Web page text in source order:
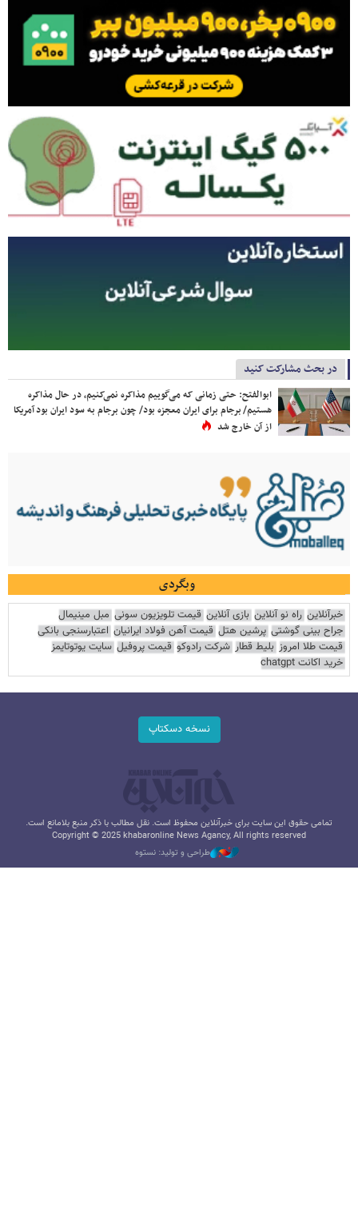
در بحث مشارکت کنید
ابوالفتح: حتی زمانی که می‌گوییم مذاکره نمی‌کنیم، در حال مذاکره
هستیم/ برجام برای ایران معجزه بود/ چون برجام به سود ایران بود آمریکا
از آن خارج شد
وبگردی
خبرآنلاین راه نو آنلاین بازی آنلاین قیمت تلویزیون سونی مبل مینیمال
جراح بینی گوشتی پرشین هتل قیمت آهن فولاد ایرانیان اعتبارسنجی بانکی
قیمت طلا امروز بلیط قطار شرکت رادوکو قیمت پروفیل سایت یوتوتایمز
خرید اکانت chatgpt
نسخه دسکتاپ
تمامی حقوق این سایت برای خبرآنلاین محفوظ است. نقل مطالب با ذکر منبع بلامانع است.
Copyright © 2025 khabaronline News Agancy, All rights reserved
طراحی و تولید: نستوه